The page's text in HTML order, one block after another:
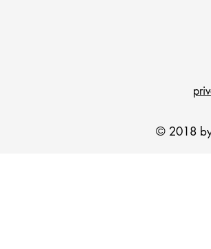
© 2018